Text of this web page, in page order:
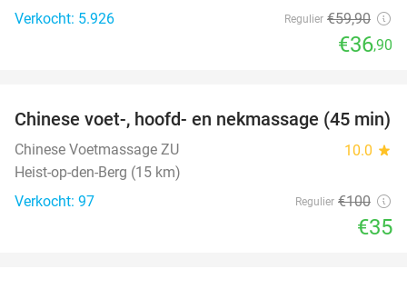
Verkocht: 5.926
Regulier €59,90
€36,90
65%
Chinese voet-, hoofd- en nekmassage (45 min)
Chinese Voetmassage ZU 10.0 star
Heist-op-den-Berg (15 km)
Verkocht: 97
Regulier €100
€35